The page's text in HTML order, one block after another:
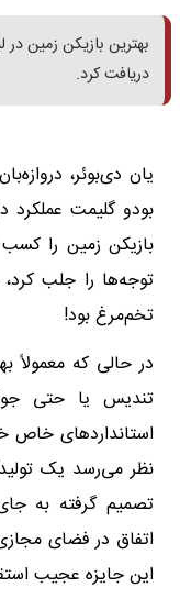
بهترین بازیکن زمین
دریافت کرد.
یان دی‌بوئر،
بودو گلیمت
بازیکن زمین را
توجه‌ها را جلب
تخم‌مرغ بود!
در حالی که معمولاً
تندیس یا حتی
استانداردهای خاص
نظر می‌رسد یک
تصمیم گرفته به
اتفاق در فضای
این جایزه عجیب